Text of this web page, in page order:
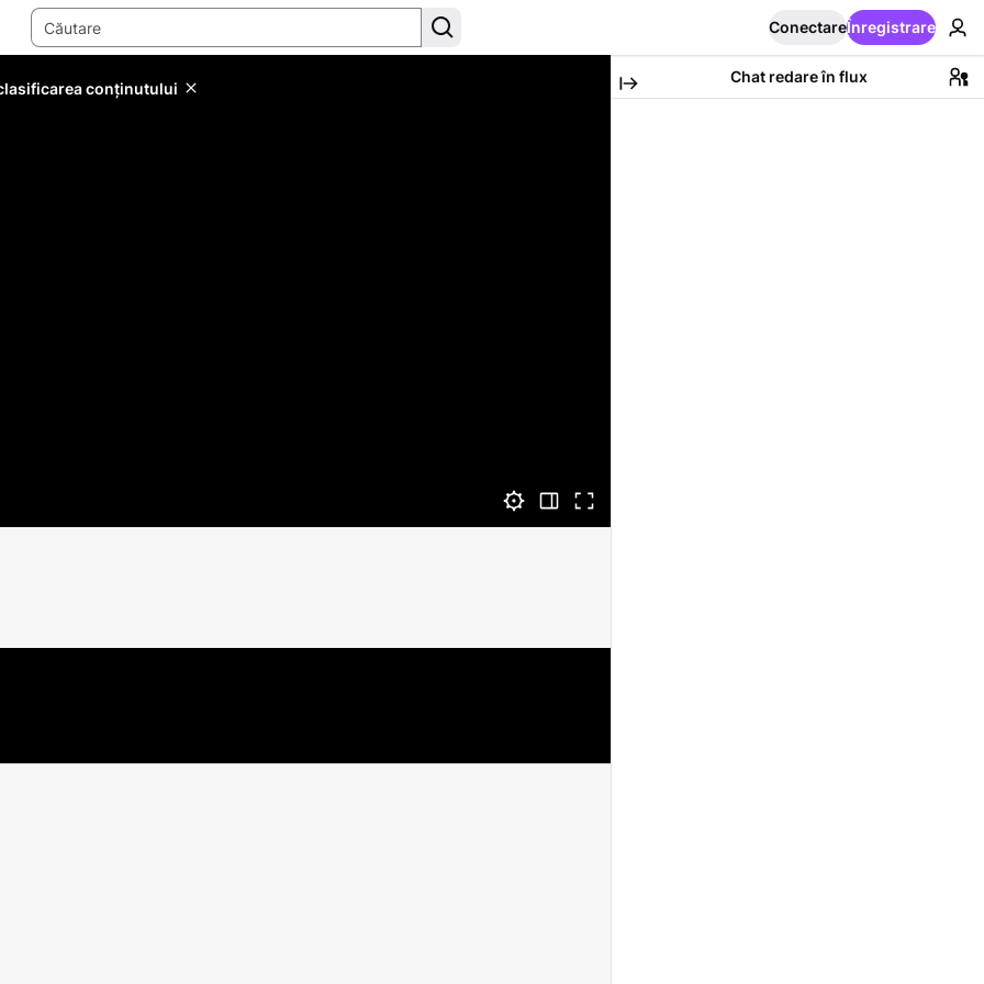
ConectareÎnregistrare
conținutului
Chat redare în flux